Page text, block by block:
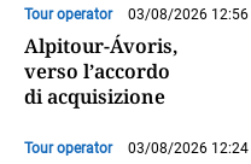
Tour operator 03/08/2026 12:56
Alpitour-Ávoris,
verso l’accordo
di acquisizione
Tour operator 03/08/2026 12:24